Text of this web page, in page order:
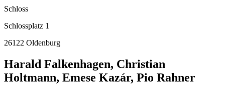
Schloss
Schlossplatz 1
26122 Oldenburg
Harald Falkenhagen, Christian
Holtmann, Emese Kazár, Pio Rahner